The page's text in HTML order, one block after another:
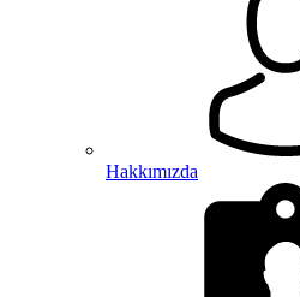
Hakkımızda